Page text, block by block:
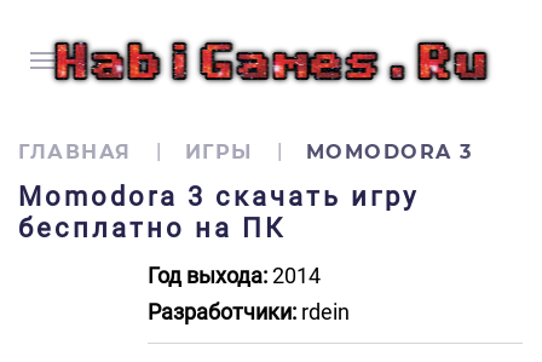
ГЛАВНАЯ ИГРЫ MOMODORA 3
Momodora 3 скачать игру
бесплатно на ПК
Год выхода:2014
Разработчики: rdein